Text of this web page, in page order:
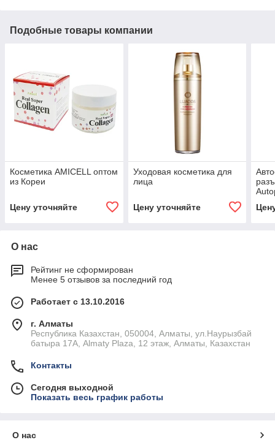
Подобные товары компании
Косметика AMICELL оптом
из Кореи
Цену уточняйте
Уходовая косметика для
лица
Цену уточняйте
О нас
Рейтинг не сформирован
Менее 5 отзывов за последний год
Работает с 13.10.2016
г. Алматы
Республика Казахстан, 050004, Алматы, ул.Наурызбай
батыра 17А, Almaty Plaza, 12 этаж, Алматы, Казахстан
Контакты
Сегодня выходной
Показать весь график работы
О нас